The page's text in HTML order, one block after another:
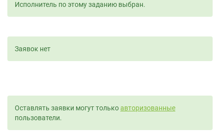
Исполнитель по этому заданию выбран.
Заявок нет
Оставлять заявки могут толькоавторизованные
пользователи.